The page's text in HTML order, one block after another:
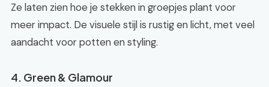
Ze laten zien hoe je stekken in groepjes plant voor
meer impact. De visuele stijl is rustig en licht, met veel
aandacht voor potten en styling.
4. Green & Glamour